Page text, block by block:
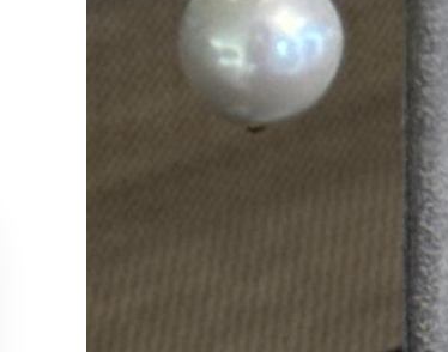
Sipariş Takibi
İade ve İptal Koşulları